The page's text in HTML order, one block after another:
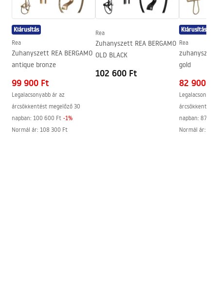
Magasság
700mm
Mélység
55mm
Garancia
Kiárusítás
Rea
Zuhanyszett REA BERGAMO
antique bronze
99 900 Ft
Legalacsonyabb ár az
árcsökkentést megelőző 30
napban: 100 600 Ft -1%
Normál ár: 108 300 Ft
Rea
Zuhanyszett REA BERGAMO
OLD BLACK
102 600 Ft
Kiárusítás
Rea
zuhanyszett
gold
82 900 Ft
árcsökkentést
napban: 87
Normál ár: